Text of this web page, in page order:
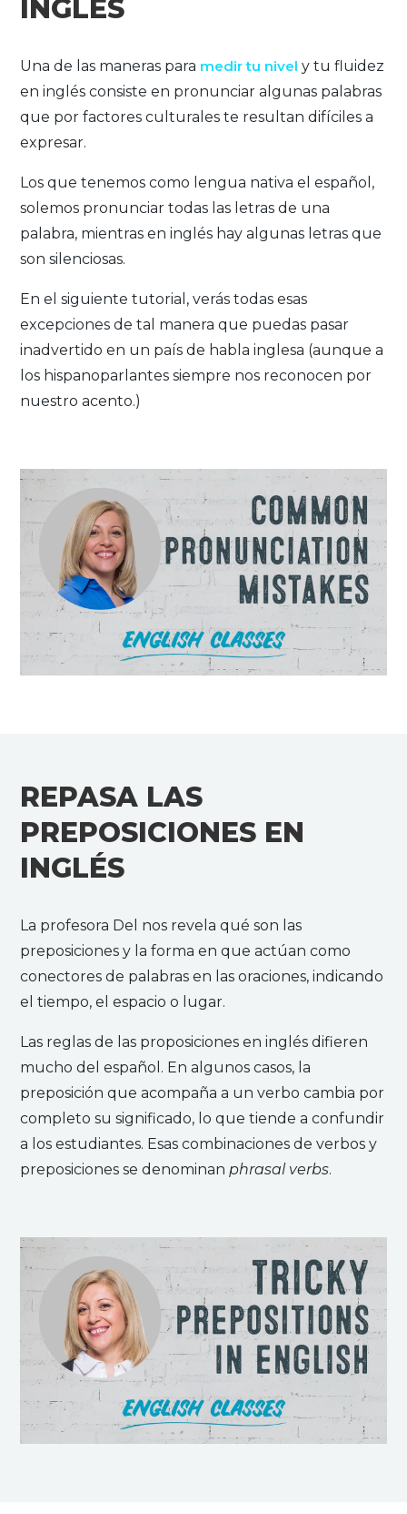
INGLÉS
Una de las maneras para medir tu nivel y tu fluidez
en inglés consiste en pronunciar algunas palabras
que por factores culturales te resultan difíciles a
expresar.
Los que tenemos como lengua nativa el español,
solemos pronunciar todas las letras de una
palabra, mientras en inglés hay algunas letras que
son silenciosas.
En el siguiente tutorial, verás todas esas
excepciones de tal manera que puedas pasar
inadvertido en un país de habla inglesa (aunque a
los hispanoparlantes siempre nos reconocen por
nuestro acento.)
REPASA LAS
PREPOSICIONES EN
INGLÉS
La profesora Del nos revela qué son las
preposiciones y la forma en que actúan como
conectores de palabras en las oraciones, indicando
el tiempo, el espacio o lugar.
Las reglas de las proposiciones en inglés difieren
mucho del español. En algunos casos, la
preposición que acompaña a un verbo cambia por
completo su significado, lo que tiende a confundir
a los estudiantes. Esas combinaciones de verbos y
preposiciones se denominanphrasal verbs.